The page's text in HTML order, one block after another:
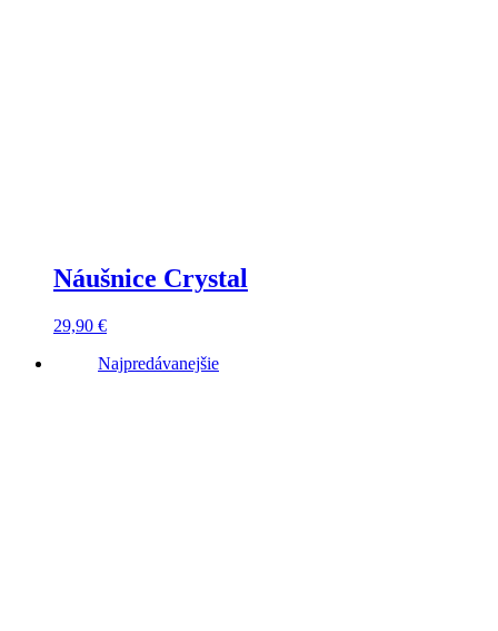
Náušnice Crystal
29,90 €
Najpredávanejšie